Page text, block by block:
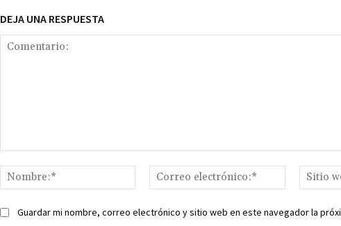
DEJA UNA RESPUESTA
Nombre:*
Correo
Guardar mi nombre, correo electrónico y sitio web en este navegador la